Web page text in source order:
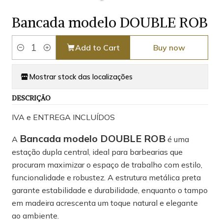
Bancada modelo DOUBLE ROB
Quantity
Add to Cart Buy now
Mostrar stock das localizações
DESCRIÇÃO
IVA e ENTREGA INCLUÍDOS
A Bancada modelo DOUBLE ROB é uma
estação dupla central, ideal para barbearias que
procuram maximizar o espaço de trabalho com estilo,
funcionalidade e robustez. A estrutura metálica preta
garante estabilidade e durabilidade, enquanto o tampo
em madeira acrescenta um toque natural e elegante
ao ambiente.